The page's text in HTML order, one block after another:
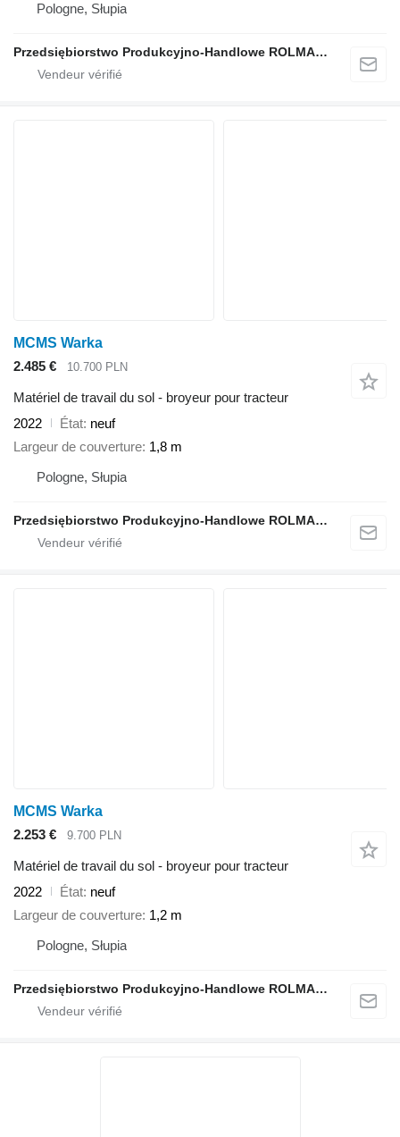
Pologne, Słupia
Przedsiębiorstwo Produkcyjno-Handlowe ROLMAPOL Marcin Dziekan
MCMS Warka
2.485 €
10.700 PLN
Matériel de travail du sol - broyeur pour tracteur
2022
État neuf
Largeur de couverture 1,8 m
Pologne, Słupia
Przedsiębiorstwo Produkcyjno-Handlowe ROLMAPOL Marcin Dziekan
MCMS Warka
2.253 €
9.700 PLN
Matériel de travail du sol - broyeur pour tracteur
2022
État neuf
Largeur de couverture 1,2 m
Pologne, Słupia
Przedsiębiorstwo Produkcyjno-Handlowe ROLMAPOL Marcin Dziekan